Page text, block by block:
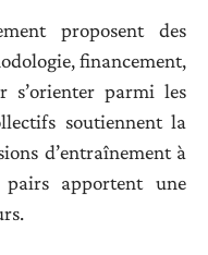
proposent des
financement,
s’orienter parmi les
soutiennent la
d’entraînement à
apportent une